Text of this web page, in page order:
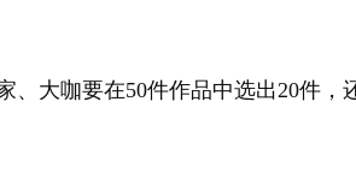
大咖要在50件作品中选出20件，